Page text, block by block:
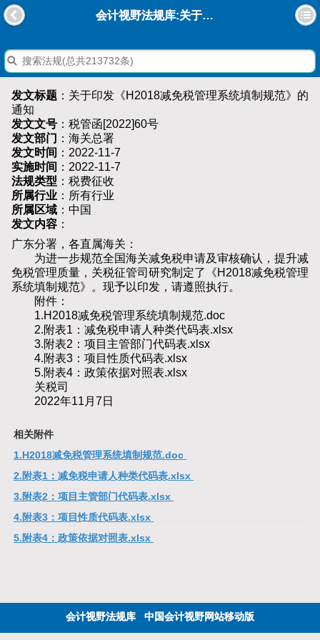
会计视野法规库:关于印发《H2018减免税管理系统填制规范》的通知
发文标题 ：关于印发《H2018减免税管理系统填制规范》的
通知
发文文号 ：税管函[2022]60号
发文部门 ：海关总署
发文时间 ：2022-11-7
实施时间 ：2022-11-7
法规类型 ：税费征收
所属行业 ：所有行业
所属区域 ：中国
发文内容 ：
广东分署，各直属海关：
为进一步规范全国海关减免税申请及审核确认，提升减
免税管理质量，关税征管司研究制定了《H2018减免税管理
系统填制规范》。现予以印发，请遵照执行。
附件：
1.H2018减免税管理系统填制规范.doc
2.附表1：减免税申请人种类代码表.xlsx
3.附表2：项目主管部门代码表.xlsx
4.附表3：项目性质代码表.xlsx
5.附表4：政策依据对照表.xlsx
关税司
2022年11月7日
相关附件
1.H2018减免税管理系统填制规范.doc
2.附表1：减免税申请人种类代码表.xlsx
3.附表2：项目主管部门代码表.xlsx
4.附表3：项目性质代码表.xlsx
5.附表4：政策依据对照表.xlsx
会计视野法规库 中国会计视野网站移动版